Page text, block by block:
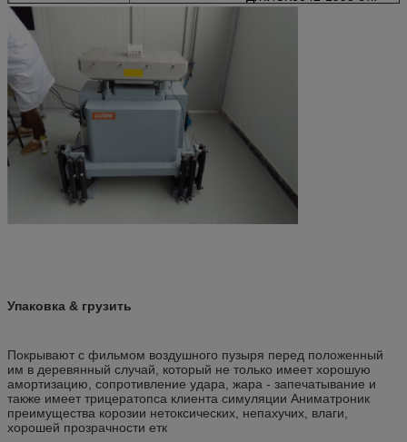
Упаковка & грузить
Покрывают с фильмом воздушного пузыря перед положенный
им в деревянный случай, который не только имеет хорошую
амортизацию, сопротивление удара, жара - запечатывание и
также имеет трицератопса клиента симуляции Аниматроник
преимущества корозии нетоксических, непахучих, влаги,
хорошей прозрачности етк